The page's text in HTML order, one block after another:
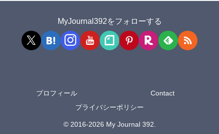
MyJournal392をフォローする
プロフィール
Contact
プライバシーポリシー
© 2016-2026 My Journal 392.